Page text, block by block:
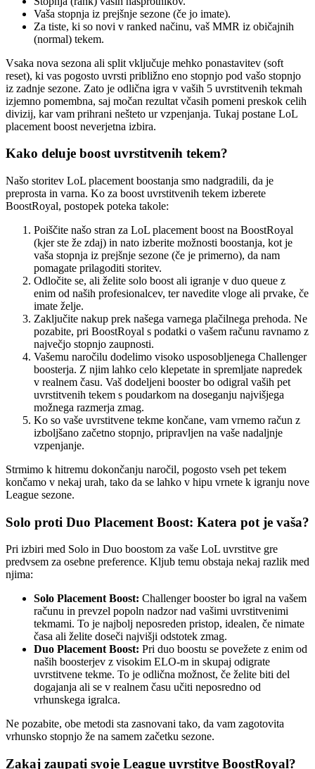
Vaša stopnja iz prejšnje sezone (če jo imate).
Za tiste, ki so novi v ranked načinu, vaš MMR iz običajnih
(normal) tekem.
Vsaka nova sezona ali split vključuje mehko ponastavitev (soft
reset), ki vas pogosto uvrsti približno eno stopnjo pod vašo stopnjo
iz zadnje sezone. Zato je odlična igra v vaših 5 uvrstitvenih tekmah
izjemno pomembna, saj močan rezultat včasih pomeni preskok celih
divizij, kar vam prihrani nešteto ur vzpenjanja. Tukaj postane LoL
placement boost neverjetna izbira.
Kako deluje boost uvrstitvenih tekem?
Našo storitev LoL placement boostanja smo nadgradili, da je
preprosta in varna. Ko za boost uvrstitvenih tekem izberete
BoostRoyal, postopek poteka takole:
Poiščite našo stran za LoL placement boost na BoostRoyal
(kjer ste že zdaj) in nato izberite možnosti boostanja, kot je
vaša stopnja iz prejšnje sezone (če je primerno), da nam
pomagate prilagoditi storitev.
Odločite se, ali želite solo boost ali igranje v duo queue z
enim od naših profesionalcev, ter navedite vloge ali prvake, če
imate želje.
Zaključite nakup prek našega varnega plačilnega prehoda. Ne
pozabite, pri BoostRoyal s podatki o vašem računu ravnamo z
največjo stopnjo zaupnosti.
Vašemu naročilu dodelimo visoko usposobljenega Challenger
boosterja. Z njim lahko celo klepetate in spremljate napredek
v realnem času. Vaš dodeljeni booster bo odigral vaših pet
uvrstitvenih tekem s poudarkom na doseganju najvišjega
možnega razmerja zmag.
Ko so vaše uvrstitvene tekme končane, vam vrnemo račun z
izboljšano začetno stopnjo, pripravljen na vaše nadaljnje
vzpenjanje.
Strmimo k hitremu dokončanju naročil, pogosto vseh pet tekem
končamo v nekaj urah, tako da se lahko v hipu vrnete k igranju nove
League sezone.
Solo proti Duo Placement Boost: Katera pot je vaša?
Pri izbiri med Solo in Duo boostom za vaše LoL uvrstitve gre
predvsem za osebne preference. Kljub temu obstaja nekaj razlik med
njima:
Solo Placement Boost: Challenger booster bo igral na vašem
računu in prevzel popoln nadzor nad vašimi uvrstitvenimi
tekmami. To je najbolj neposreden pristop, idealen, če nimate
časa ali želite doseči najvišji odstotek zmag.
Duo Placement Boost: Pri duo boostu se povežete z enim od
naših boosterjev z visokim ELO-m in skupaj odigrate
uvrstitvene tekme. To je odlična možnost, če želite biti del
dogajanja ali se v realnem času učiti neposredno od
vrhunskega igralca.
Ne pozabite, obe metodi sta zasnovani tako, da vam zagotovita
vrhunsko stopnjo že na samem začetku sezone.
Zakaj zaupati svoje League uvrstitve BoostRoyal?